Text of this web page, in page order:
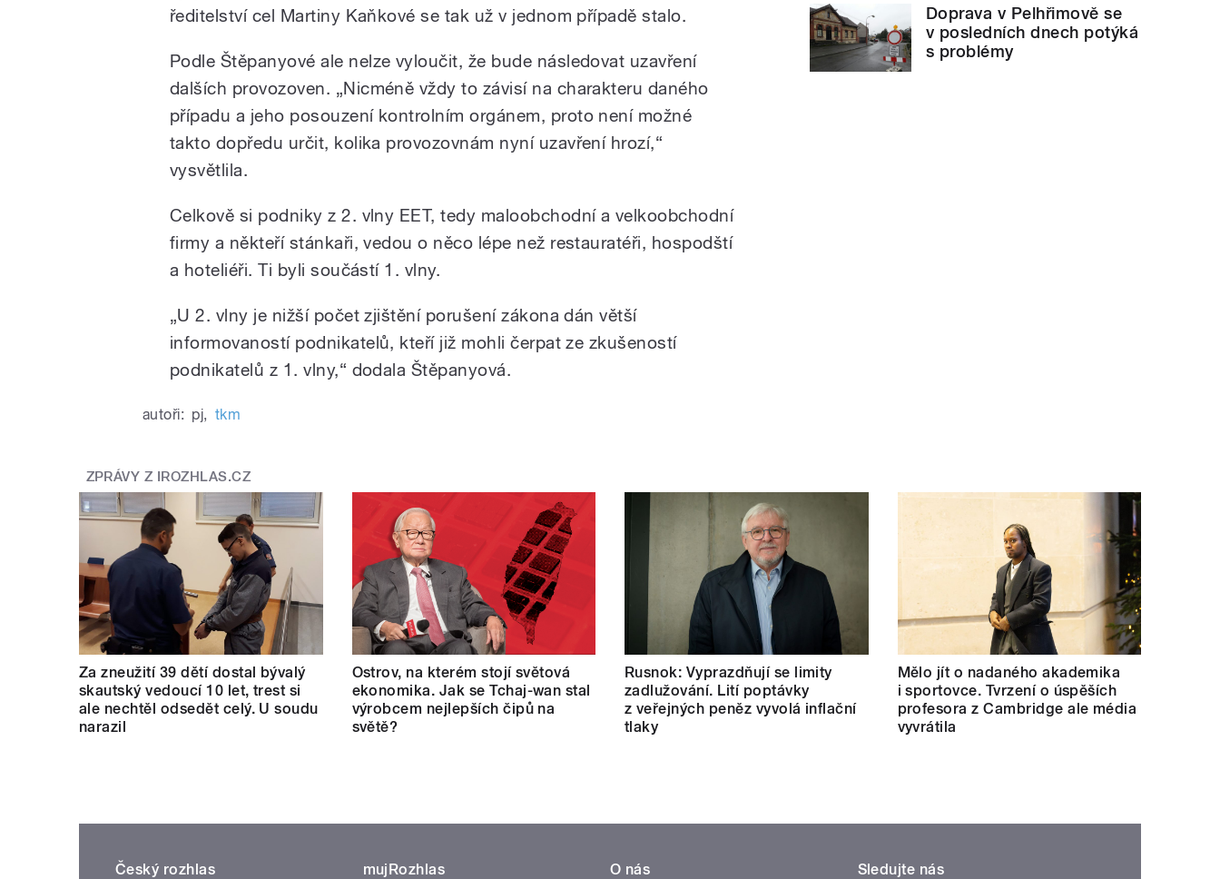
ředitelství cel Martiny Kaňkové se tak už v jednom případě stalo.
Podle Štěpanyové ale nelze vyloučit, že bude následovat uzavření
dalších provozoven. „Nicméně vždy to závisí na charakteru daného
případu a jeho posouzení kontrolním orgánem, proto není možné
takto dopředu určit, kolika provozovnám nyní uzavření hrozí,“
vysvětlila.
Celkově si podniky z 2. vlny EET, tedy maloobchodní a velkoobchodní
firmy a někteří stánkaři, vedou o něco lépe než restauratéři, hospodští
a hoteliéři. Ti byli součástí 1. vlny.
„U 2. vlny je nižší počet zjištění porušení zákona dán větší
informovaností podnikatelů, kteří již mohli čerpat ze zkušeností
podnikatelů z 1. vlny,“ dodala Štěpanyová.
autoři: pj, tkm
Doprava v Pelhřimově se
v posledních dnech potýká
s problémy
ZPRÁVY Z IROZHLAS.CZ
Za zneužití 39 dětí dostal bývalý
skautský vedoucí 10 let, trest si
ale nechtěl odsedět celý. U soudu
narazil
Ostrov, na kterém stojí světová
ekonomika. Jak se Tchaj-wan stal
výrobcem nejlepších čipů na
světě?
Rusnok: Vyprazdňují se limity
zadlužování. Lití poptávky
z veřejných peněz vyvolá inflační
tlaky
Mělo jít o nadaného akademika
i sportovce. Tvrzení o úspěších
profesora z Cambridge ale média
vyvrátila
Český rozhlas mujRozhlas O nás Sledujte nás